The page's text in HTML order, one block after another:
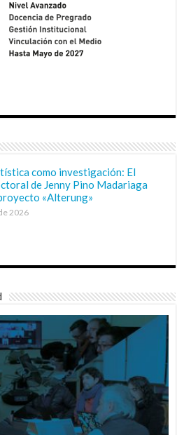
como investigación: El
de Jenny Pino Madariaga
«Alterung»
2026